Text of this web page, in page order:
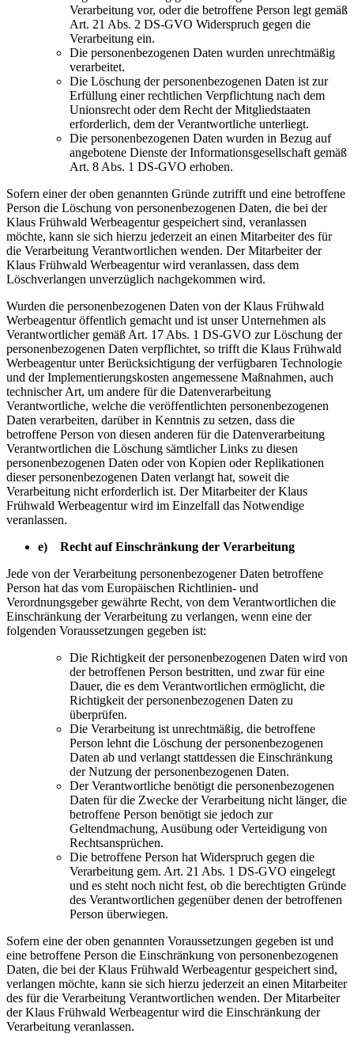
Verarbeitung vor, oder die betroffene Person legt gemäß
Art. 21 Abs. 2 DS-GVO Widerspruch gegen die
Verarbeitung ein.
Die personenbezogenen Daten wurden unrechtmäßig
verarbeitet.
Die Löschung der personenbezogenen Daten ist zur
Erfüllung einer rechtlichen Verpflichtung nach dem
Unionsrecht oder dem Recht der Mitgliedstaaten
erforderlich, dem der Verantwortliche unterliegt.
Die personenbezogenen Daten wurden in Bezug auf
angebotene Dienste der Informationsgesellschaft gemäß
Art. 8 Abs. 1 DS-GVO erhoben.
Sofern einer der oben genannten Gründe zutrifft und eine betroffene
Person die Löschung von personenbezogenen Daten, die bei der
Klaus Frühwald Werbeagentur gespeichert sind, veranlassen
möchte, kann sie sich hierzu jederzeit an einen Mitarbeiter des für
die Verarbeitung Verantwortlichen wenden. Der Mitarbeiter der
Klaus Frühwald Werbeagentur wird veranlassen, dass dem
Löschverlangen unverzüglich nachgekommen wird.
Wurden die personenbezogenen Daten von der Klaus Frühwald
Werbeagentur öffentlich gemacht und ist unser Unternehmen als
Verantwortlicher gemäß Art. 17 Abs. 1 DS-GVO zur Löschung der
personenbezogenen Daten verpflichtet, so trifft die Klaus Frühwald
Werbeagentur unter Berücksichtigung der verfügbaren Technologie
und der Implementierungskosten angemessene Maßnahmen, auch
technischer Art, um andere für die Datenverarbeitung
Verantwortliche, welche die veröffentlichten personenbezogenen
Daten verarbeiten, darüber in Kenntnis zu setzen, dass die
betroffene Person von diesen anderen für die Datenverarbeitung
Verantwortlichen die Löschung sämtlicher Links zu diesen
personenbezogenen Daten oder von Kopien oder Replikationen
dieser personenbezogenen Daten verlangt hat, soweit die
Verarbeitung nicht erforderlich ist. Der Mitarbeiter der Klaus
Frühwald Werbeagentur wird im Einzelfall das Notwendige
veranlassen.
e) Recht auf Einschränkung der Verarbeitung
Jede von der Verarbeitung personenbezogener Daten betroffene
Person hat das vom Europäischen Richtlinien- und
Verordnungsgeber gewährte Recht, von dem Verantwortlichen die
Einschränkung der Verarbeitung zu verlangen, wenn eine der
folgenden Voraussetzungen gegeben ist:
Die Richtigkeit der personenbezogenen Daten wird von
der betroffenen Person bestritten, und zwar für eine
Dauer, die es dem Verantwortlichen ermöglicht, die
Richtigkeit der personenbezogenen Daten zu
überprüfen.
Die Verarbeitung ist unrechtmäßig, die betroffene
Person lehnt die Löschung der personenbezogenen
Daten ab und verlangt stattdessen die Einschränkung
der Nutzung der personenbezogenen Daten.
Der Verantwortliche benötigt die personenbezogenen
Daten für die Zwecke der Verarbeitung nicht länger, die
betroffene Person benötigt sie jedoch zur
Geltendmachung, Ausübung oder Verteidigung von
Rechtsansprüchen.
Die betroffene Person hat Widerspruch gegen die
Verarbeitung gem. Art. 21 Abs. 1 DS-GVO eingelegt
und es steht noch nicht fest, ob die berechtigten Gründe
des Verantwortlichen gegenüber denen der betroffenen
Person überwiegen.
Sofern eine der oben genannten Voraussetzungen gegeben ist und
eine betroffene Person die Einschränkung von personenbezogenen
Daten, die bei der Klaus Frühwald Werbeagentur gespeichert sind,
verlangen möchte, kann sie sich hierzu jederzeit an einen Mitarbeiter
des für die Verarbeitung Verantwortlichen wenden. Der Mitarbeiter
der Klaus Frühwald Werbeagentur wird die Einschränkung der
Verarbeitung veranlassen.